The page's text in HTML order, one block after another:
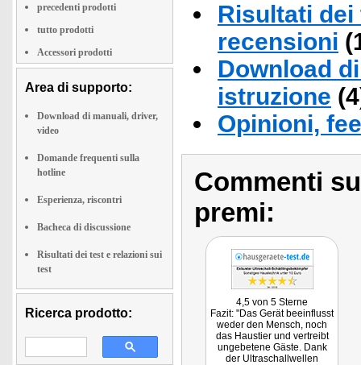
precedenti prodotti
tutto prodotti
Accessori prodotti
Area di supporto:
Download di manuali, driver,
video
Domande frequenti sulla
hotline
Esperienza, riscontri
Bacheca di discussione
Risultati dei test e relazioni sui
test
Ricerca prodotto:
Risultati
recensioni
Download
istruzione
Opinioni,
Commenti
premi:
4,5 von 5 Sterne
Fazit: "Das Gerät beeinflusst
weder den Mensch, noch
das Haustier und vertreibt
ungebetene Gäste. Dank
der Ultraschallwellen